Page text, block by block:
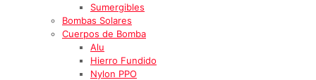
Sumergibles
Bombas Solares
Cuerpos de Bomba
Alu
Hierro Fundido
Nylon PPO